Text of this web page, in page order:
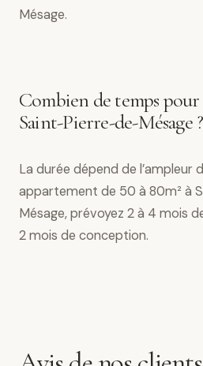
Mésage.
Combien de temps
Saint-Pierre-de-Mésage ?
La durée dépend de l’ampleur
appartement de 50 à 80m² à
Mésage, prévoyez 2 à 4 mois
2 mois de conception.